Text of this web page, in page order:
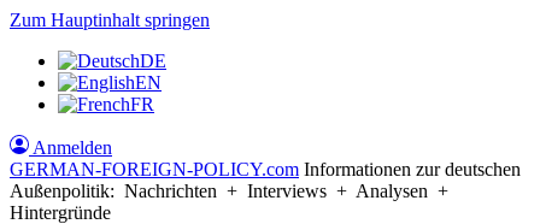
Zum Hauptinhalt springen
DE
EN
FR
Anmelden
GERMAN-FOREIGN-POLICY.com Informationen zur deutschen
Außenpolitik: Nachrichten + Interviews + Analysen +
Hintergründe